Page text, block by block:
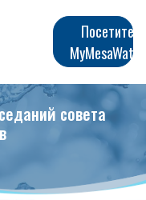
Посетите
MyMesaWater
совета